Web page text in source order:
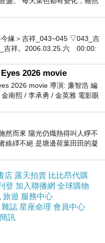
聲。因為我不需再如
了可輕鬆觀察周邊花
。由於石門山實在是
什麼人都能輕易上
上到石門山後常因為
小叫，或者交談喧
寧靜，雖然有很多人
，就一點也不覺得擁
們腳邊跳來跳去，安
責山頂統一解說的茂
家那份融於自然的恬
上往小風口走去的
多年來，我來來去去
未完整用步行的方式
理包加熱，但
緣＞吉祥_043~045 ▽043_吉
祥。2006.03.25.六 00:00:
2026 movie
2026 movie 導演: 廉智浩 編
南熙 / 李承勇 / 金英雅 電影眼
徐珍因遺
然而來 陽光仍熾熱得叫人睜不
絡繹不絕 是塘邊荷葉田田的凝
日荷花別樣紅
店 露天拍賣 比比昂代購
登 加入聯播網 全球購物
旅遊 服務中心
雜誌 星座命理 會員中心
訊